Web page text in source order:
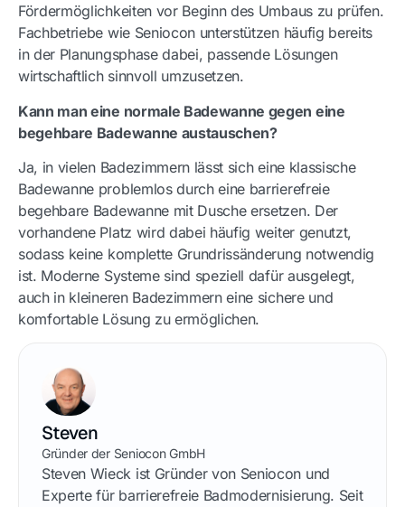
Fördermöglichkeiten vor Beginn des Umbaus zu prüfen.
Fachbetriebe wie Seniocon unterstützen häufig bereits
in der Planungsphase dabei, passende Lösungen
wirtschaftlich sinnvoll umzusetzen.
Kann man eine normale Badewanne gegen eine
begehbare Badewanne austauschen?
Ja, in vielen Badezimmern lässt sich eine klassische
Badewanne problemlos durch eine barrierefreie
begehbare Badewanne mit Dusche ersetzen. Der
vorhandene Platz wird dabei häufig weiter genutzt,
sodass keine komplette Grundrissänderung notwendig
ist. Moderne Systeme sind speziell dafür ausgelegt,
auch in kleineren Badezimmern eine sichere und
komfortable Lösung zu ermöglichen.
Steven
Gründer der Seniocon GmbH
Steven Wieck ist Gründer von Seniocon und
Experte für barrierefreie Badmodernisierung. Seit